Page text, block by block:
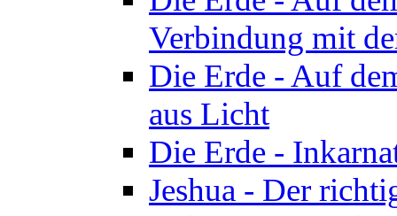
Verbindung mit
Die Erde - Auf
aus Licht
Die Erde -
Jeshua - Der